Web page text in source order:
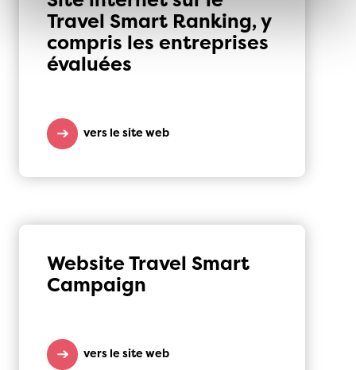
Travel Smart Ranking, y
compris les entreprises
évaluées
vers le site web
Website Travel Smart
Campaign
vers le site web